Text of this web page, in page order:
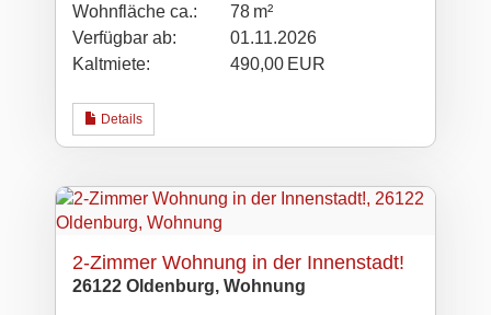
Wohnfläche ca.:
78 m²
Verfügbar ab:
01.11.2026
Kaltmiete:
490,00 EUR
Details
2-Zimmer Wohnung in der Innenstadt!
26122 Oldenburg, Wohnung